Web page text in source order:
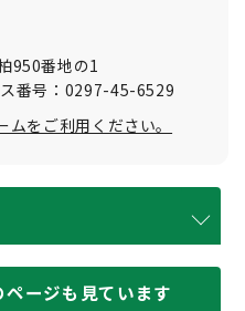
950番地の1
番号：0297-45-6529
をご利用ください。
ージも見ています